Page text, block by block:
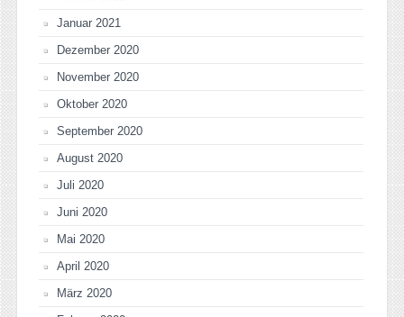
Januar 2021
Dezember 2020
November 2020
Oktober 2020
September 2020
August 2020
Juli 2020
Juni 2020
Mai 2020
April 2020
März 2020